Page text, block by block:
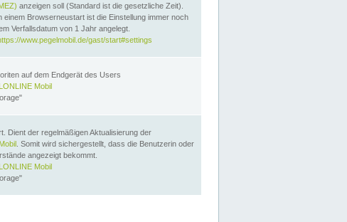
anzeigen soll (Standard ist die gesetzliche Zeit).
Browserneustart ist die Einstellung immer noch
Verfallsdatum von 1 Jahr angelegt.
www.pegelmobil.de/gast/start#settings
auf dem Endgerät des Users
Mobil
Dient der regelmäßigen Aktualisierung der
. Somit wird sichergestellt, dass die Benutzerin oder
angezeigt bekommt.
Mobil